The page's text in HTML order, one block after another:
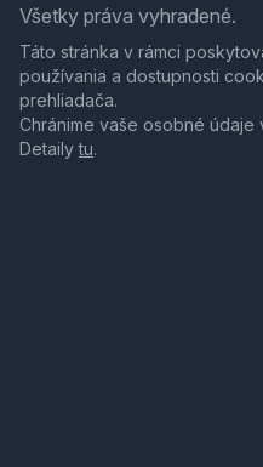
Všetky práva vyhradené.
Táto stránka v rámci
používania a dostupnosti
prehliadača.
Chránime vaše osobné údaje
Detailytu.